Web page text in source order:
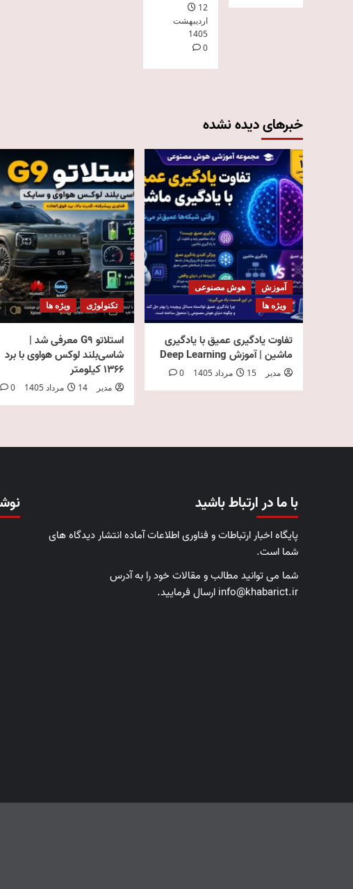
12
اردیبهشت
1405
0
خبرهای دیده نشده
آموزش
هوش مصنوعی
ویژه ها
تفاوت یادگیری عمیق با یادگیری
ماشین | آموزش Deep Learning
مدیر 15 مرداد 1405 0
تکنولوژی ویژه ها
استلاتو G9 معرفی شد |
شاسی‌بلند لوکس هواوی با برد
۱۳۶۶ کیلومتر
مدیر 14 مرداد 1405 0
با ما در ارتباط باشید
پایگاه اخبار ارتباطات و فناوری اطلاعات آماده انتشار دیدگاه های
شما است.
شما می توانید مطالب و مقالات خود را به آدرس
info@khabarict.ir ارسال فرمایید.